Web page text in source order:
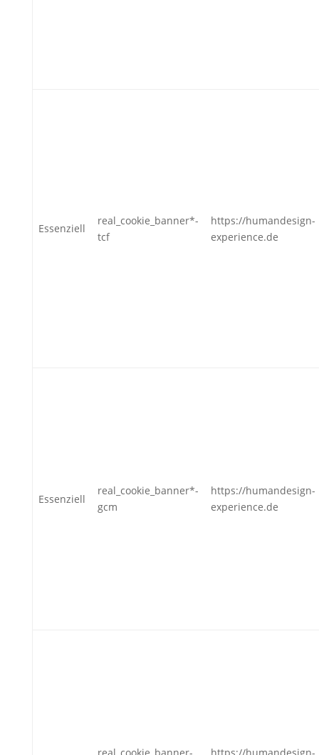
Essenziell
real_cookie_banner*-
tcf
https://humandesign-
experience.de
Essenziell
real_cookie_banner*-
gcm
https://humandesign-
experience.de